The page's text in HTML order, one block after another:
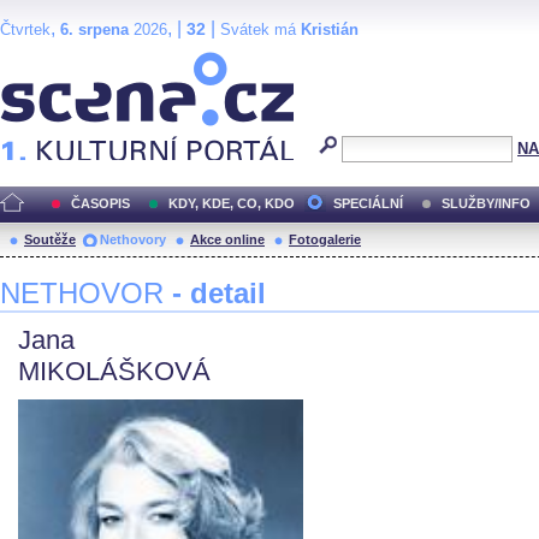
Čtvrtek, 6. srpena2026, | 32 Svátek má Kristián
ČASOPIS KDY, KDE, CO, KDO SPECIÁLNÍ SLUŽBY/INFO
Soutěže Nethovory Akce online Fotogalerie
NETHOVOR - detail
Jana
MIKOLÁŠKOVÁ